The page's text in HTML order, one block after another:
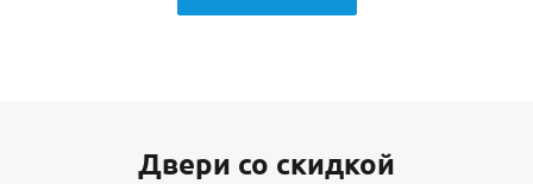
Двери со скидкой